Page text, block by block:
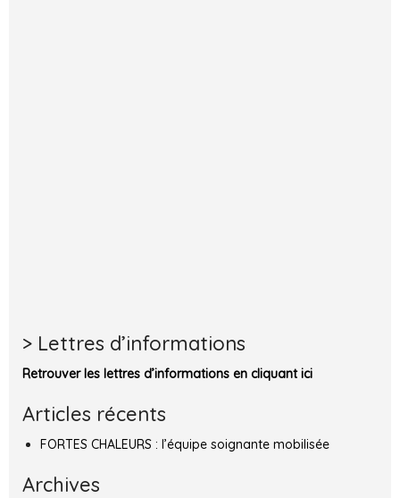
> Lettres d’informations
Retrouver les lettres d’informations en cliquant ici
Articles récents
FORTES CHALEURS : l’équipe soignante mobilisée
Archives